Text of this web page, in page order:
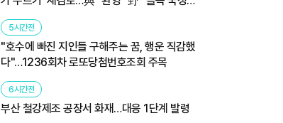
外
5시간전
"호수에 빠진 지인들 구해주는 꿈, 행운 직감했
다"…1236회차 로또당첨번호조회 주목
6시간전
부산 철강제조 공장서 화재…대응 1단계 발령